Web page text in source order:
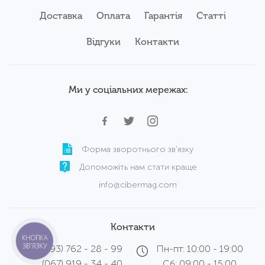
Доставка Оплата Гарантія Статті
Відгуки Контакти
Ми у соціальних мережах:
Форма зворотнього зв'язку
Допоможіть нам стати краще
info@cibermag.com
Контакти
(093) 762 - 28 - 99
Пн-пт: 10:00 - 19:00
КНОПКА
ЗВ'ЯЗКУ